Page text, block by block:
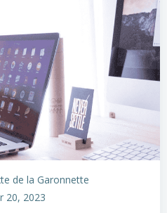
de la Garonnette
20, 2023